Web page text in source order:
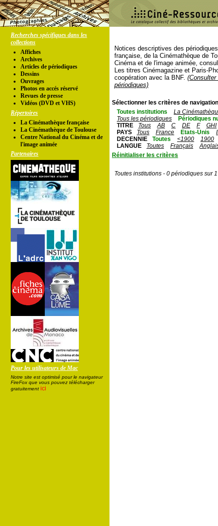
Recherches spécifiques dans les
collections
Affiches
Archives
Articles de périodiques
Dessins
Ouvrages
Photos en accés réservé
Revues de presse
Vidéos (DVD et VHS)
Répertoires
La Cinémathèque française
La Cinémathèque de Toulouse
Centre National du Cinéma et de
l'image animée
Partenaires
Pour les utilisateurs de Mac
Notre site est optimisé pour le navigateur
FireFox que vous pouvez télécharger
gratuitement ici
Notices descriptives des
française, de la Cinémathèque de
Cinéma et de l'image animée,
Les titres Cinémagazine et Paris-
coopération avec la BNF.
périodiques)
Sélectionner les critères de
Toutes institutions
La
Tous les périodiques
Périodiques
TITRE
Tous AB C DE F
GHI
PAYS
Tous France Etats-Unis
DECENNIE
Toutes <1900
1900
LANGUE
Toutes Français
Réinitialiser les critères
Toutes institutions - 0 périodiques sur